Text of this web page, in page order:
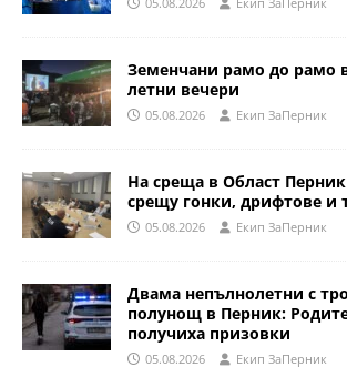
Земенчани рамо до рамо
летни вечери
05.08.2026 Eкип ЗаПерник
На среща в Област
срещу гонки, дрифтове и
05.08.2026 Eкип ЗаПерник
Двама непълнолетни с
полунощ в Перник:
получиха призовки
05.08.2026 Eкип ЗаПерник